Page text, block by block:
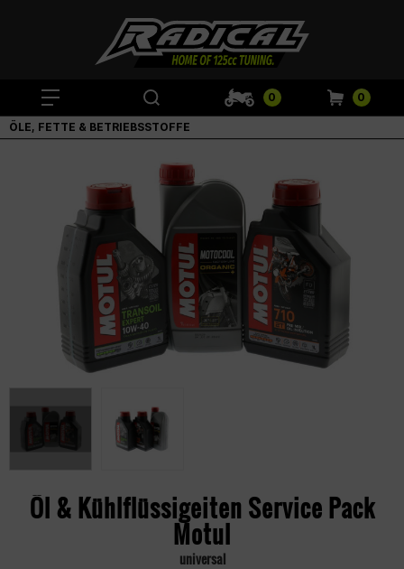
0 0
ÖLE, FETTE & BETRIEBSSTOFFE
Öl & Kühlflüssigeiten Service Pack
Motul
universal